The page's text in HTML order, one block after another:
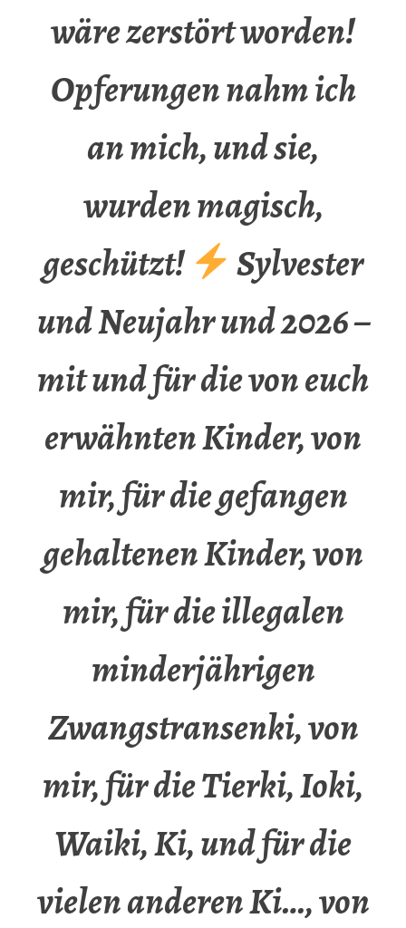
wäre zerstört worden!
Opferungen nahm ich
an mich, und sie,
wurden magisch,
geschützt!
Sylvester
und Neujahr und 2026 –
mit und für die von euch
erwähnten Kinder, von
mir, für die gefangen
gehaltenen Kinder, von
mir, für die illegalen
minderjährigen
Zwangstransenki, von
mir, für die Tierki, Ioki,
Waiki, Ki, und für die
vielen anderen Ki…, von